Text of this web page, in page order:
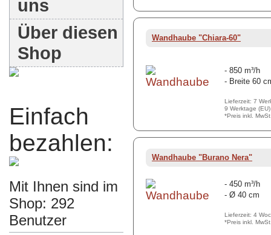
uns
Über diesen
Shop
Einfach
bezahlen:
Mit Ihnen sind im
Shop: 292
Benutzer
Wandhaube "Chiara-60"
- 850 m³/h
- Breite 60
Lieferzeit: 7
9 Werktage (EU)
*Preis inkl.
Wandhaube "Burano Nera"
- 450 m³/h
- Ø 40 cm
Lieferzeit: 4
*Preis inkl.